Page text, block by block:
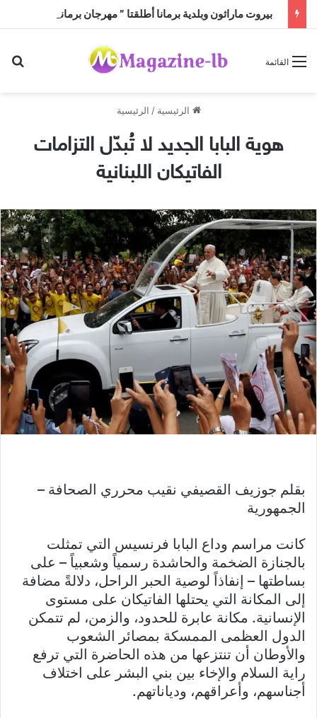
القائمة
الرئيسية / الرئيسية
هوية البابا الجديد لا تُبدّل التزامات
الفاتيكان اللبنانية
بقلم جوزيف القصيفي نقيب محرري الصحافة –
الجمهورية
كانت مراسم وداع البابا فرنسيس التي تمثلت
بالجنازة الضخمة والحاشدة رسمياً وشعبياً – على
بساطتها – إنفاذاً لوصية الحبر الراحل، دلالةً مضافة
إلى المكانة التي يحتلها الفاتيكان على مستوى
الإنسانية. مكانة عابرة للحدود، والزمن، لم تتمكن
الدول العظمى الممسكة بمصائر الشعوب
والأوطان أن تنتزعها من هذه الحاضرة التي ترفع
راية السلام والإخاء بين بني البشر على اختلاف
أجناسهم، وأعراقهم، ودياناتهم.